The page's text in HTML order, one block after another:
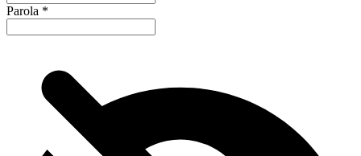
Parola *